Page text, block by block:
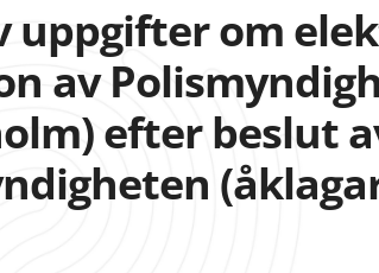
uppgifter om
av
efter beslut